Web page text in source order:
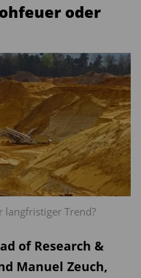
oder
langfristiger Trend?
of Research &
Manuel Zeuch,